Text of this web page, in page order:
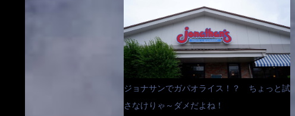
な・・・だって透明なトレイに並んだ棒状麺
なんて見慣れないからねぇ～（コストがかか
る） 袋の裏側を見ると、韮とか卵の用意を
勧めている。 それなばらと冷蔵庫にあっ
た、黒豆モヤシ・韮・生卵を用意しました。
まず鍋1で湯を沸かし、麺を茹でる！ 小鍋
で別に湯を沸かし卵を溶きながら投入～ 次
にモヤシを入れて、粉末スープを投入！！
らしいですよ！ 何処からの情報？ ウィキ
ペディアから・・・そうだろうな～笑 電子
レンジで弱めのワット（小生は500Wで3分
程度）温めてテーブルへ これ店舗の調理場
で、製造しているけど考えるに大き目のオー
ブン皿で焼いて、大凡の目安で小分けにして
いるようで、パックをよーく見たら表面のチ
ーズの乗り具合に結構な差が出ていた・・・
ジョナサンでガパオライス！？ ちょっと試
さなけりゃ～ダメだよね！